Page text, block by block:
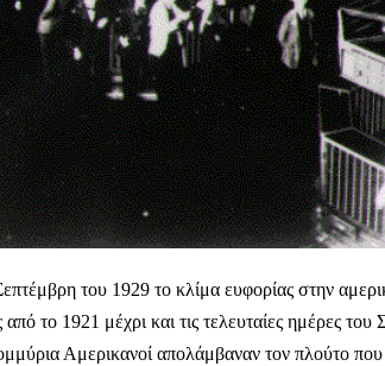
του 1929 το κλίμα ευφορίας στην
το 1921 μέχρι και τις τελευταίες ημέρες
Αμερικανοί απολάμβαναν τον πλούτο που